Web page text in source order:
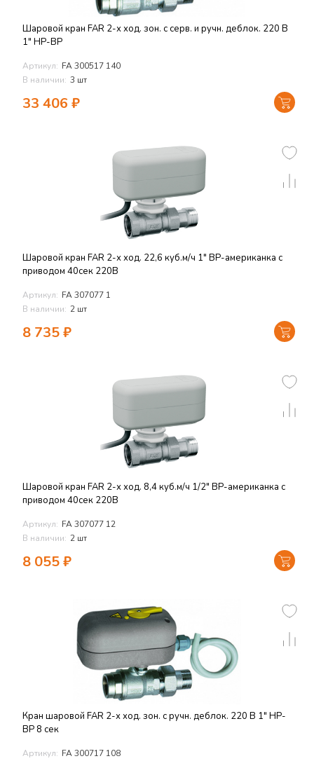
Шаровой кран FAR 2-х ход. зон. с серв. и ручн. деблок. 220 В
1" НР-ВР
Артикул: FA 300517 140
В наличии: 3 шт
33 406 ₽
Шаровой кран FAR 2-х ход. 22,6 куб.м/ч 1" ВР-американка с
приводом 40сек 220В
Артикул: FA 307077 1
В наличии: 2 шт
8 735₽
Шаровой кран FAR 2-х ход. 8,4 куб.м/ч 1/2" ВР-американка с
приводом 40сек 220В
Артикул: FA 307077 12
В наличии: 2 шт
8 055₽
Кран шаровой FAR 2-х ход. зон. с ручн. деблок. 220 В 1" НР-
ВР 8 сек
Артикул: FA 300717 108